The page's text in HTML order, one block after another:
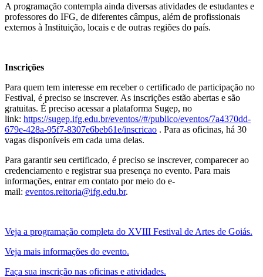
A programação contempla ainda diversas atividades de estudantes e
professores do IFG, de diferentes câmpus, além de profissionais
externos à Instituição, locais e de outras regiões do país.
Inscrições
Para quem tem interesse em receber o certificado de participação no
Festival, é preciso se inscrever. As inscrições estão abertas e são
gratuitas. É preciso acessar a plataforma Sugep, no
link: https://sugep.ifg.edu.br/eventos//#/publico/eventos/7a4370dd-
679e-428a-95f7-8307e6beb61e/inscricao . Para as oficinas, há 30
vagas disponíveis em cada uma delas.
Para garantir seu certificado, é preciso se inscrever, comparecer ao
credenciamento e registrar sua presença no evento. Para mais
informações, entrar em contato por meio do e-
mail: eventos.reitoria@ifg.edu.br.
Veja a programação completa do XVIII Festival de Artes de Goiás.
Veja mais informações do evento.
Faça sua inscrição nas oficinas e atividades.